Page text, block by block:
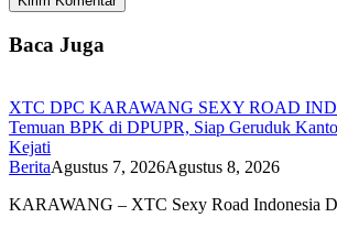
Baca Juga
XTC DPC KARAWANG SEXY ROAD
Temuan BPK di DPUPR, Siap Geruduk
Kejati
BeritaAgustus 7, 2026Agustus 8, 2026
KARAWANG – XTC Sexy Road Indonesia